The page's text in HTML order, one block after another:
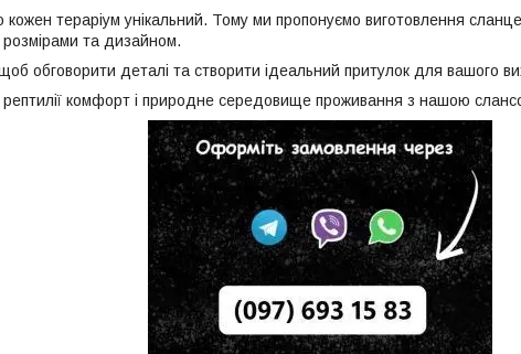
тераріум унікальний. Тому ми пропонуємо виготовлення
розмірами та дизайном.
обговорити деталі та створити ідеальний притулок для вашого
рептилії комфорт і природне середовище проживання з нашою